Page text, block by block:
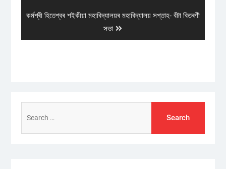
Next
কৰ্মশ্ৰী হিতেশ্বৰ শইকীয়া মহাবিদ্যালয়ৰ মহাবিদ্যালয় সপ্তাহ- বঁটা বিতৰণী
সভা
for: